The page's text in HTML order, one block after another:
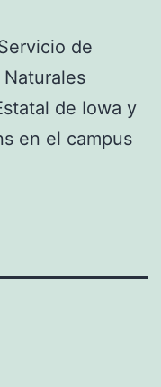
de
de Iowa y
en el campus